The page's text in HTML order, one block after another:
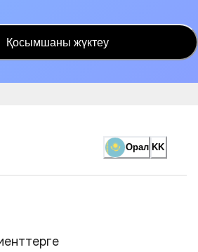
Қосымшаны жүктеу
Орал KK